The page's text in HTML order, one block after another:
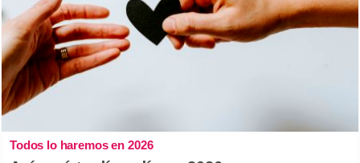
Todos lo haremos en 2026